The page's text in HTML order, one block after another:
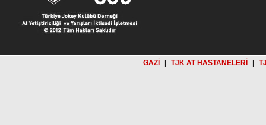
GAZİ TJK AT HASTANELERİ